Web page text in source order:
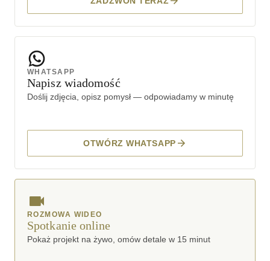
WHATSAPP
Napisz wiadomość
Doślij zdjęcia, opisz pomysł — odpowiadamy w minutę
OTWÓRZ WHATSAPP
ROZMOWA WIDEO
Spotkanie online
Pokaż projekt na żywo, omów detale w 15 minut